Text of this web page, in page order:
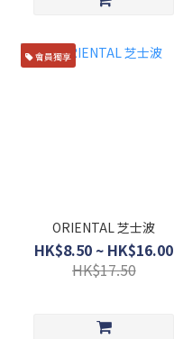
會員獨享
ORIENTAL 芝士波
HK$8.50 ~ HK$16.00
HK$17.50